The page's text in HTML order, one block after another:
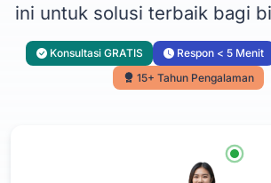
ini untuk solusi terbaik bagi
Konsultasi GRATIS Respon < 5 Menit
15+ Tahun Pengalaman